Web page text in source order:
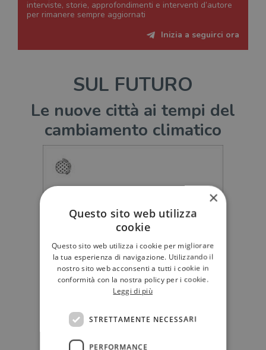
interviste, storie, approfondimenti e interventi d’autore
per rimanere sempre aggiornati
Inizia a seguirci ora
SUL FUTURO
Le nuove città ai tempi del
cambiamento climatico
×
Questo sito web utilizza
cookie
Questo sito web utilizza i cookie per migliorare
la tua esperienza di navigazione. Utilizzando il
nostro sito web acconsenti a tutti i cookie in
conformità con la nostra policy per i cookie.
Leggi di più
STRETTAMENTE NECESSARI
PERFORMANCE